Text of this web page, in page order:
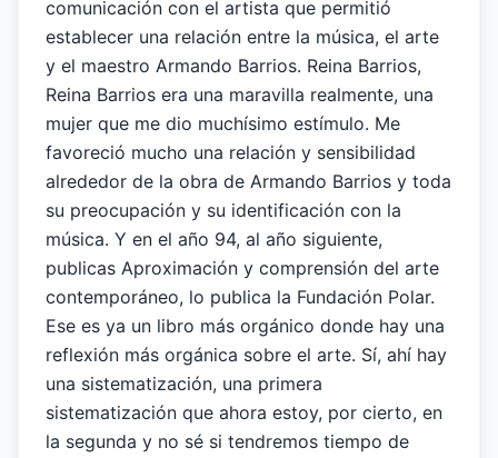
comunicación con el artista que permitió
establecer una relación entre la música, el arte
y el maestro Armando Barrios. Reina Barrios,
Reina Barrios era una maravilla realmente, una
mujer que me dio muchísimo estímulo. Me
favoreció mucho una relación y sensibilidad
alrededor de la obra de Armando Barrios y toda
su preocupación y su identificación con la
música. Y en el año 94, al año siguiente,
publicas Aproximación y comprensión del arte
contemporáneo, lo publica la Fundación Polar.
Ese es ya un libro más orgánico donde hay una
reflexión más orgánica sobre el arte. Sí, ahí hay
una sistematización, una primera
sistematización que ahora estoy, por cierto, en
la segunda y no sé si tendremos tiempo de